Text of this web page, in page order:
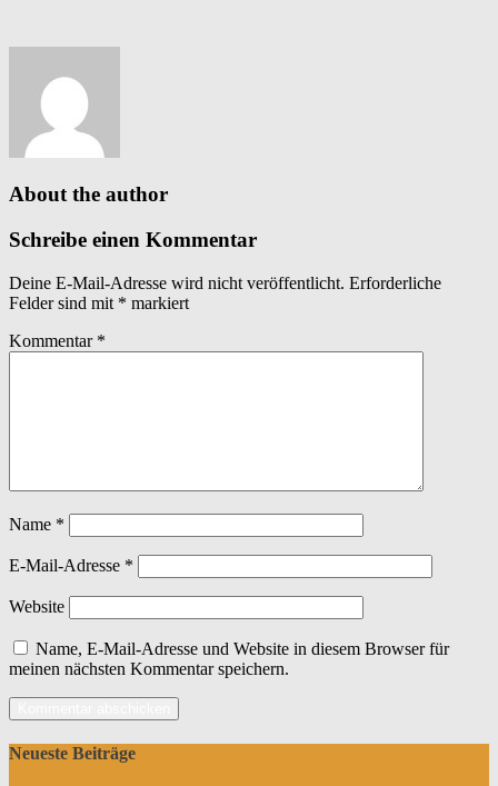
About the author
Schreibe einen Kommentar
Deine E-Mail-Adresse wird nicht veröffentlicht. Erforderliche
Felder sind mit * markiert
Kommentar *
Name *
E-Mail-Adresse *
Website
Name, E-Mail-Adresse und Website in diesem Browser für
meinen nächsten Kommentar speichern.
Neueste Beiträge